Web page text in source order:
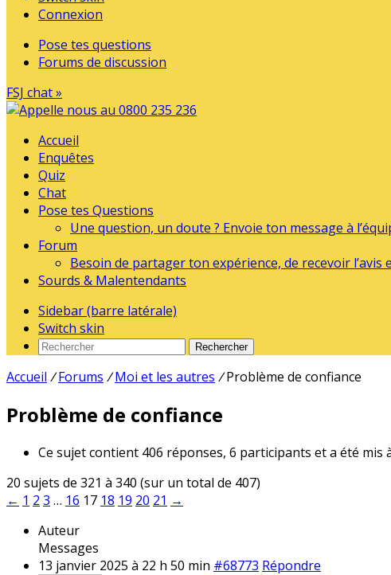
Connexion
Pose tes questions
Forums de discussion
FSJ chat »
Accueil
Enquêtes
Quiz
Chat
Pose tes Questions
Une question, un doute ? Envoie ton message à
Forum
Besoin de partager ton expérience, de recevoir
Sourds & Malentendants
Sidebar (barre latérale)
Switch skin
Rechercher
Accueil / Forums / Moi et les autres / Problème de confiance
Problème de confiance
Ce sujet contient 406 réponses, 6 participants et a été
20 sujets de 321 à 340 (sur un total de 407)
← 1 2 3 … 16 17 18 19 20 21 →
Auteur
Messages
13 janvier 2025 à 22 h 50 min #68773 Répondre